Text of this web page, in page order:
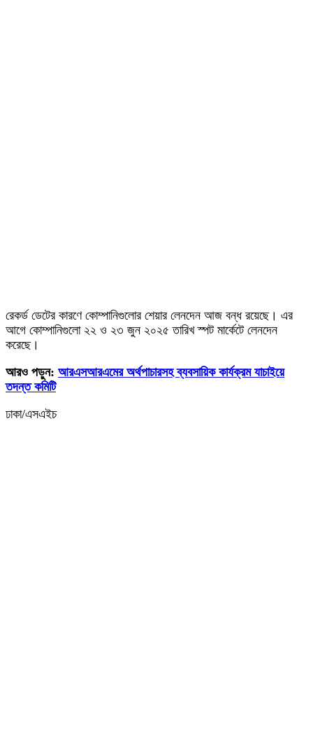
রেকর্ড ডেটের কারণে কোম্পানিগুলোর শেয়ার লেনদেন আজ বন্ধ রয়েছে। এর
আগে কোম্পানিগুলো ২২ ও ২৩ জুন ২০২৫ তারিখ স্পট মার্কেটে লেনদেন
করেছে।
আরও পড়ুন: আরএসআরএমের অর্থপাচারসহ ব্যবসায়িক কার্যক্রম যাচাইয়ে
তদন্ত কমিটি
ঢাকা/এসএইচ